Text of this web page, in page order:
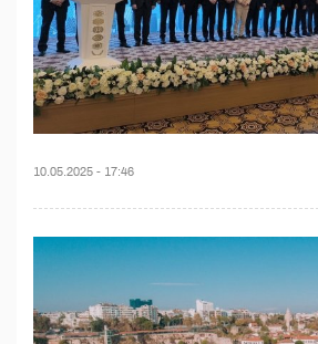
10.05.2025 - 17:46